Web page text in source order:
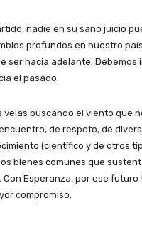
nadie en su sano juicio
profundos en nuestro
ser hacia adelante. Debemos
el pasado.
velas buscando el viento que
de respeto, de
(científico y de otros
bienes comunes que
Esperanza, por ese futuro
compromiso.